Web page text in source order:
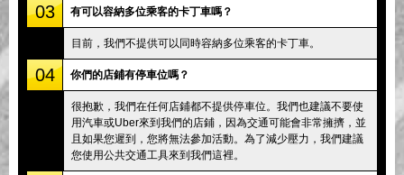
03 有可以容納多位乘客的卡丁車嗎？
目前，我們不提供可以同時容納多位乘客的卡丁車。
04 你們的店鋪有停車位嗎？
很抱歉，我們在任何店鋪都不提供停車位。我們也建議不要使
用汽車或Uber來到我們的店鋪，因為交通可能會非常擁擠，並
且如果您遲到，您將無法參加活動。為了減少壓力，我們建議
您使用公共交通工具來到我們這裡。